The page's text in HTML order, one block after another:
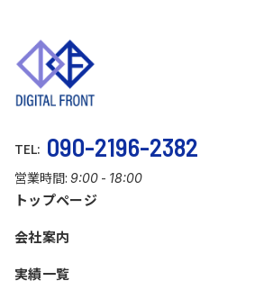
TEL: 090-2196-2382
営業時間: 9:00 - 18:00
トップページ
会社案内
実績一覧